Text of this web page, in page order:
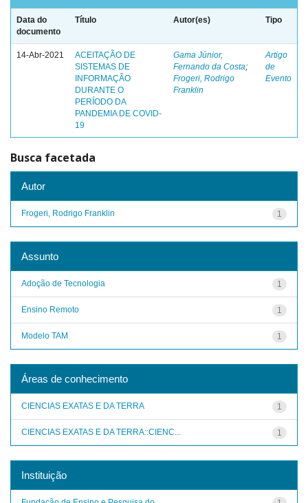
Data do
documento
Título Autor(es) Tipo
14-Abr-2021
ACEITAÇÃO DE
SISTEMAS DE
INFORMAÇÃO
DURANTE O
PERÍODO DA
PANDEMIA DE COVID-
19
Gama Júnior,
Fernando da Costa;
Frogeri, Rodrigo
Franklin
Artigo
de
Evento
Busca facetada
Autor
1
Frogeri, Rodrigo Franklin
Assunto
1
Adoção de Tecnologia
1
Ensino Remoto
1
Modelo TAM
Áreas de conhecimento
1
CIENCIAS EXATAS E DA TERRA
1
CIENCIAS EXATAS E DA TERRA::CIENC...
Instituição